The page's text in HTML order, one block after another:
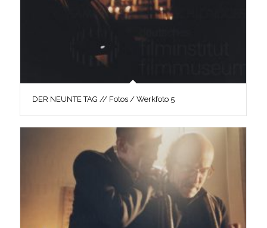
DER NEUNTE TAG // Fotos / Werkfoto 5